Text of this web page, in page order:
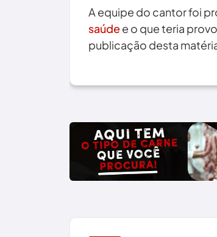
A equipe do cantor foi
saúdee o que teria
publicação desta